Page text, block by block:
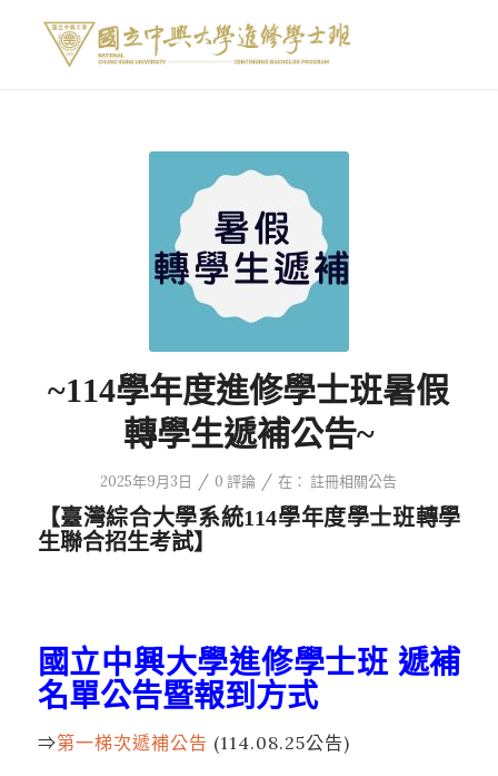
~114學年度進修學士班暑假
轉學生遞補公告~
2025年9月3日 / 0 評論 / 在：註冊相關公告
【臺灣綜合大學系統114學年度學士班轉學
生聯合招生考試】
國立中興大學進修學士班 遞補
名單公告暨報到方式
⇒第一梯次遞補公告 (114.08.25公告)